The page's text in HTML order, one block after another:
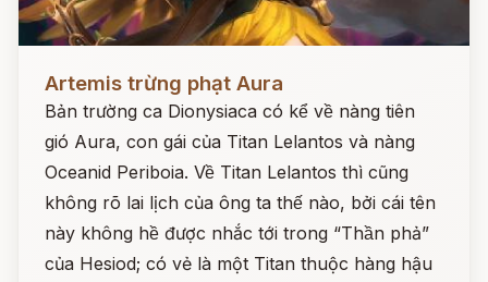
Artemis trừng phạt Aura
Bản trường ca Dionysiaca có kể về nàng tiên
gió Aura, con gái của Titan Lelantos và nàng
Oceanid Periboia. Về Titan Lelantos thì cũng
không rõ lai lịch của ông ta thế nào, bởi cái tên
này không hề được nhắc tới trong “Thần phả”
của Hesiod; có vẻ là một Titan thuộc hàng hậu